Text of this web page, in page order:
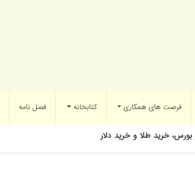
فرصت های همکاری کتابخانه فصل نامه
خرید طلا و خرید دلار